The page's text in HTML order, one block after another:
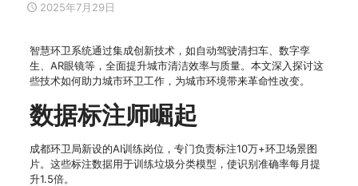
2025年7月29日
智慧环卫系统通过集成创新技术，如自动驾驶清扫车、数字孪
生、AR眼镜等，全面提升城市清洁效率与质量。本文深入探讨这
些技术如何助力城市环卫工作，为城市环境带来革命性改变。
数据标注师崛起
成都环卫局新设的AI训练岗位，专门负责标注10万+环卫场景图
片。这些标注数据用于训练垃圾分类模型，使识别准确率每月提
升1.5倍。